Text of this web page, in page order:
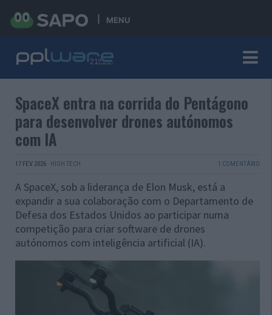
MENU
SpaceX entra na corrida do Pentágono
para desenvolver drones autónomos
com IA
17 FEV 2026 · HIGH TECH 1 COMENTÁRIO
A SpaceX, sob a liderança de Elon Musk, está a
expandir a sua colaboração com o Departamento de
Defesa dos Estados Unidos ao participar numa
competição para criar software de drones
autónomos com inteligência artificial (IA).